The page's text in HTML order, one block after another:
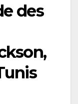
des